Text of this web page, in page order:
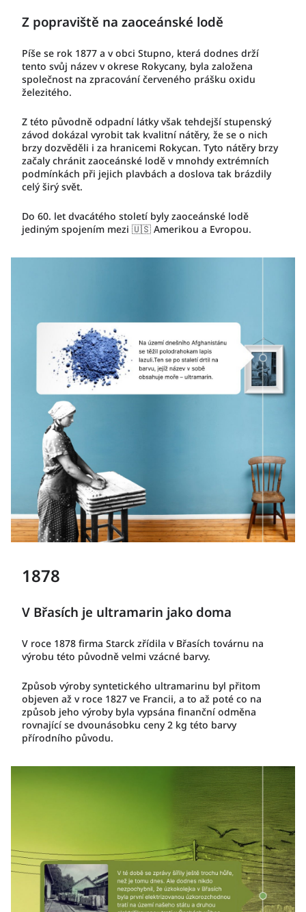
Z popraviště na zaoceánské lodě
Píše se rok 1877 a v obci Stupno, která dodnes drží
tento svůj název v okrese Rokycany, byla založena
společnost na zpracování červeného prášku oxidu
železitého.
Z této původně odpadní látky však tehdejší stupenský
závod dokázal vyrobit tak kvalitní nátěry, že se o nich
brzy dozvěděli i za hranicemi Rokycan. Tyto nátěry brzy
začaly chránit zaoceánské lodě v mnohdy extrémních
podmínkách při jejich plavbách a doslova tak brázdily
celý širý svět.
Do 60. let dvacátého století byly zaoceánské lodě
jediným spojením mezi 🇺🇸 Amerikou a Evropou.
1878
V Břasích je ultramarin jako doma
V roce 1878 firma Starck zřídila v Břasích továrnu na
výrobu této původně velmi vzácné barvy.
Způsob výroby syntetického ultramarinu byl přitom
objeven až v roce 1827 ve Francii, a to až poté co na
způsob jeho výroby byla vypsána finanční odměna
rovnající se dvounásobku ceny 2 kg této barvy
přírodního původu.